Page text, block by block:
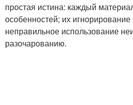
простая истина: каждый
особенностей; их
неправильное использование
разочарованию.